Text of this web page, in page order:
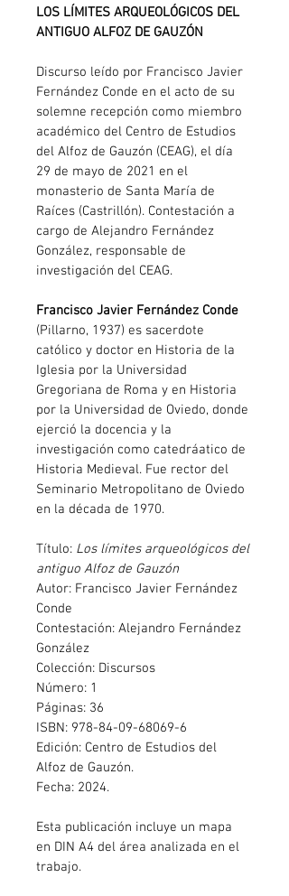
LOS LÍMITES ARQUEOLÓGICOS DEL
ANTIGUO ALFOZ DE GAUZÓN
Discurso leído por Francisco Javier
Fernández Conde en el acto de su
solemne recepción como miembro
académico del Centro de Estudios
del Alfoz de Gauzón (CEAG), el día
29 de mayo de 2021 en el
monasterio de Santa María de
Raíces (Castrillón). Contestación a
cargo de Alejandro Fernández
González, responsable de
investigación del CEAG.
Francisco Javier Fernández Conde
(Pillarno, 1937) es sacerdote
católico y doctor en Historia de la
Iglesia por la Universidad
Gregoriana de Roma y en Historia
por la Universidad de Oviedo, donde
ejerció la docencia y la
investigación como catedráatico de
Historia Medieval. Fue rector del
Seminario Metropolitano de Oviedo
en la década de 1970.
Título: Los límites arqueológicos del
antiguo Alfoz de Gauzón
Autor: Francisco Javier Fernández
Conde
Contestación: Alejandro Fernández
González
Colección: Discursos
Número: 1
Páginas: 36
ISBN: 978-84-09-68069-6
Edición: Centro de Estudios del
Alfoz de Gauzón.
Fecha: 2024.
Esta publicación incluye un mapa
en DIN A4 del área analizada en el
trabajo.